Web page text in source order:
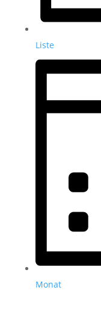
Liste
Monat